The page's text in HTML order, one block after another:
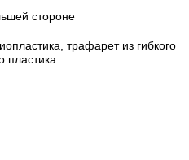
стороне
трафарет из гибкого
пластика